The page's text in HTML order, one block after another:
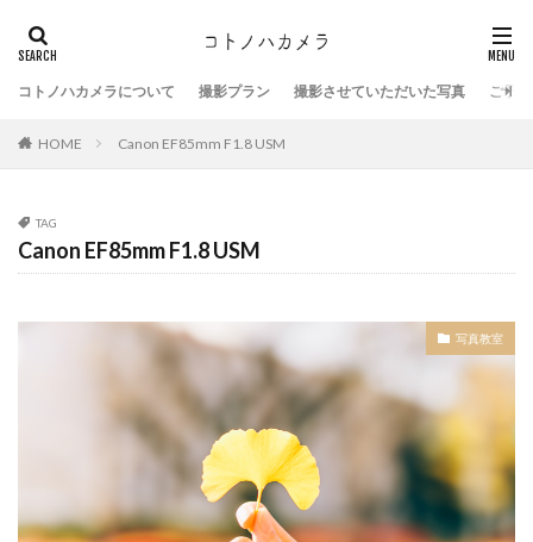
コトノハカメラについて 撮影プラン 撮影させていただいた写真 ご予
HOME Canon EF85mm F1.8 USM
TAG
Canon EF85mm F1.8 USM
写真教室